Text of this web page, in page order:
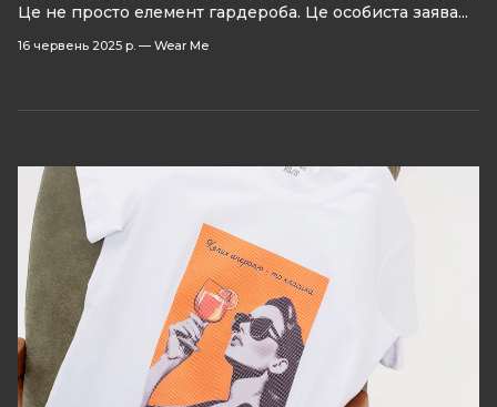
Це не просто елемент гардероба. Це особиста заява...
16 червень 2025 р. — Wear Me